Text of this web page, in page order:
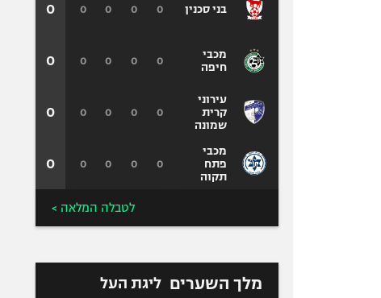
בני סכנין
מכבי
חיפה
עירוני
קרית
שמונה
מכבי
פתח
תקוה
0
0
0
0
0
0
0
0
0
0
0
0
0
0
0
0
0
0
0
0
לטבלה המלאה >
מלך השערים ליגת העל